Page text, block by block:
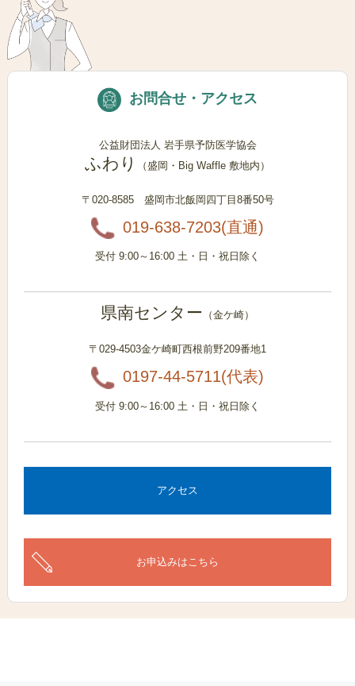
お問合せ・アクセス
公益財団法人 岩手県予防医学協会
ふわり （盛岡・Big Waffle 敷地内）
〒020-8585 盛岡市北飯岡四丁目8番50号
019-638-7203(直通)
受付 9:00～16:00 土・日・祝日除く
県南センター （金ケ崎）
〒029-4503金ケ崎町西根前野209番地1
0197-44-5711(代表)
受付 9:00～16:00 土・日・祝日除く
アクセス
お申込みはこちら